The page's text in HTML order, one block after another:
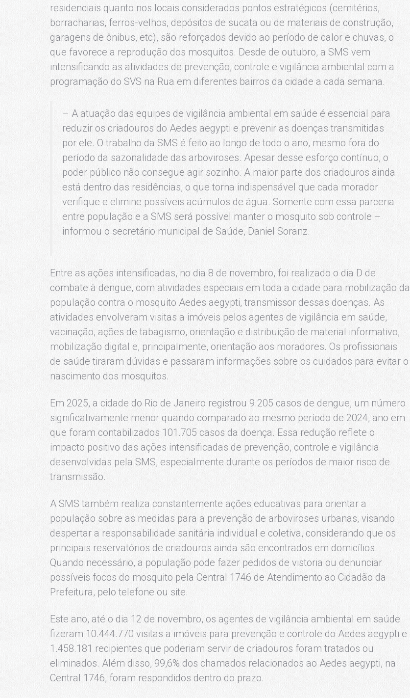
residenciais quanto nos locais considerados pontos estratégicos (cemitérios,
borracharias, ferros-velhos, depósitos de sucata ou de materiais de construção,
garagens de ônibus, etc), são reforçados devido ao período de calor e chuvas, o
que favorece a reprodução dos mosquitos. Desde de outubro, a SMS vem
intensificando as atividades de prevenção, controle e vigilância ambiental com a
programação do SVS na Rua em diferentes bairros da cidade a cada semana.
– A atuação das equipes de vigilância ambiental em saúde é essencial para
reduzir os criadouros do Aedes aegypti e prevenir as doenças transmitidas
por ele. O trabalho da SMS é feito ao longo de todo o ano, mesmo fora do
período da sazonalidade das arboviroses. Apesar desse esforço contínuo, o
poder público não consegue agir sozinho. A maior parte dos criadouros ainda
está dentro das residências, o que torna indispensável que cada morador
verifique e elimine possíveis acúmulos de água. Somente com essa parceria
entre população e a SMS será possível manter o mosquito sob controle –
informou o secretário municipal de Saúde, Daniel Soranz.
Entre as ações intensificadas, no dia 8 de novembro, foi realizado o dia D de
combate à dengue, com atividades especiais em toda a cidade para mobilização da
população contra o mosquito Aedes aegypti, transmissor dessas doenças. As
atividades envolveram visitas a imóveis pelos agentes de vigilância em saúde,
vacinação, ações de tabagismo, orientação e distribuição de material informativo,
mobilização digital e, principalmente, orientação aos moradores. Os profissionais
de saúde tiraram dúvidas e passaram informações sobre os cuidados para evitar o
nascimento dos mosquitos.
Em 2025, a cidade do Rio de Janeiro registrou 9.205 casos de dengue, um número
significativamente menor quando comparado ao mesmo período de 2024, ano em
que foram contabilizados 101.705 casos da doença. Essa redução reflete o
impacto positivo das ações intensificadas de prevenção, controle e vigilância
desenvolvidas pela SMS, especialmente durante os períodos de maior risco de
transmissão.
A SMS também realiza constantemente ações educativas para orientar a
população sobre as medidas para a prevenção de arboviroses urbanas, visando
despertar a responsabilidade sanitária individual e coletiva, considerando que os
principais reservatórios de criadouros ainda são encontrados em domicílios.
Quando necessário, a população pode fazer pedidos de vistoria ou denunciar
possíveis focos do mosquito pela Central 1746 de Atendimento ao Cidadão da
Prefeitura, pelo telefone ou site.
Este ano, até o dia 12 de novembro, os agentes de vigilância ambiental em saúde
fizeram 10.444.770 visitas a imóveis para prevenção e controle do Aedes aegypti e
1.458.181 recipientes que poderiam servir de criadouros foram tratados ou
eliminados. Além disso, 99,6% dos chamados relacionados ao Aedes aegypti, na
Central 1746, foram respondidos dentro do prazo.